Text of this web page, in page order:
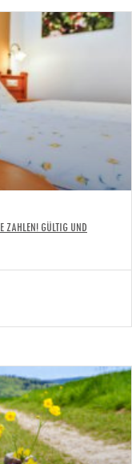
ZAHLEN! GÜLTIG UND